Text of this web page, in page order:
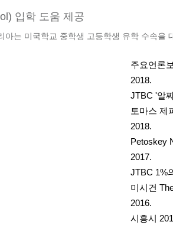
입학 도움 제공
는 미국학교 중학생 고등학생 유학 수속을
주요언론
2018.
JTBC '알
토마스 제
2018.
Petoskey
2017.
JTBC 1%
미시건
2016.
시흥시